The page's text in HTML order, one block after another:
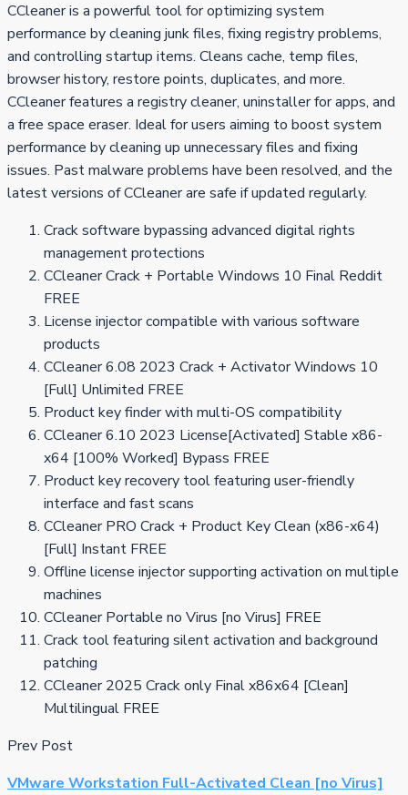
CCleaner is a powerful tool for optimizing system
performance by cleaning junk files, fixing registry problems,
and controlling startup items. Cleans cache, temp files,
browser history, restore points, duplicates, and more.
CCleaner features a registry cleaner, uninstaller for apps, and
a free space eraser. Ideal for users aiming to boost system
performance by cleaning up unnecessary files and fixing
issues. Past malware problems have been resolved, and the
latest versions of CCleaner are safe if updated regularly.
Crack software bypassing advanced digital rights
management protections
CCleaner Crack + Portable Windows 10 Final Reddit
FREE
License injector compatible with various software
products
CCleaner 6.08 2023 Crack + Activator Windows 10
[Full] Unlimited FREE
Product key finder with multi-OS compatibility
CCleaner 6.10 2023 License[Activated] Stable x86-
x64 [100% Worked] Bypass FREE
Product key recovery tool featuring user-friendly
interface and fast scans
CCleaner PRO Crack + Product Key Clean (x86-x64)
[Full] Instant FREE
Offline license injector supporting activation on multiple
machines
CCleaner Portable no Virus [no Virus] FREE
Crack tool featuring silent activation and background
patching
CCleaner 2025 Crack only Final x86x64 [Clean]
Multilingual FREE
Prev Post
VMware Workstation Full-Activated Clean [no Virus]